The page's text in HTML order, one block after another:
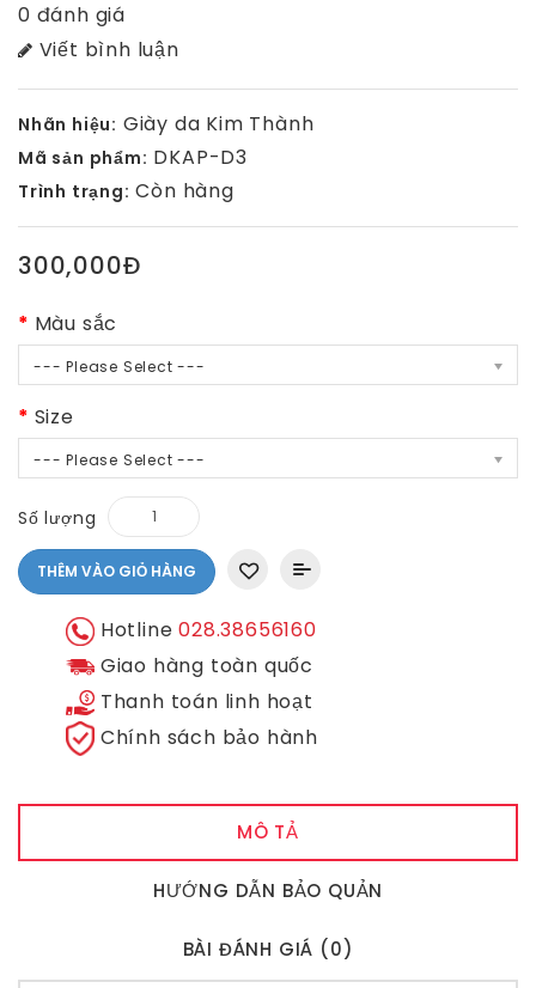
0 đánh giá
Viết bình luận
Nhãn hiệu: Giày da Kim Thành
Mã sản phẩm: DKAP-D3
Trình trạng: Còn hàng
300,000Đ
Màu sắc
--- Please Select ---
Size
--- Please Select ---
Số lượng
THÊM VÀO GIỎ HÀNG
Hotline028.38656160
Giao hàng toàn quốc
Thanh toán linh hoạt
Chính sách bảo hành
MÔ TẢ
HƯỚNG DẪN BẢO QUẢN
BÀI ĐÁNH GIÁ (0)